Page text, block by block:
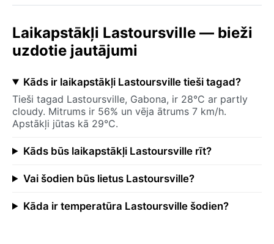
Laikapstākļi Lastoursville — bieži
uzdotie jautājumi
Kāds ir laikapstākļi Lastoursville tieši tagad?
Tieši tagad Lastoursville, Gabona, ir 28°C ar partly
cloudy. Mitrums ir 56% un vēja ātrums 7 km/h.
Apstākļi jūtas kā 29°C.
Kāds būs laikapstākļi Lastoursville rīt?
Vai šodien būs lietus Lastoursville?
Kāda ir temperatūra Lastoursville šodien?